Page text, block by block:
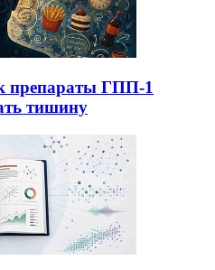
препараты ГПП-1
тишину